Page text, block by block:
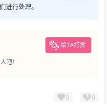
进行处理。
给TA打赏
吧！
0 0